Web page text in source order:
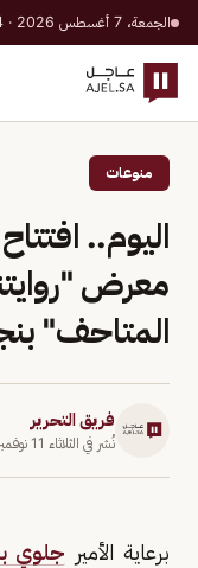
الجمعة، 7 أغسطس 2026 · 24 صفر 1448 هـ
منوعات
اليوم..
معرض
المتاحف"
فريق التحرير
نُشر في الثلاثاء 11 نوفمبر 2025
برعاية الأمير جلوي